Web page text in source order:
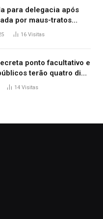
para delegacia após
por maus-tratos
diz polícia
16 Visitas
ponto facultativo e
terão quatro dias
Santa
14 Visitas